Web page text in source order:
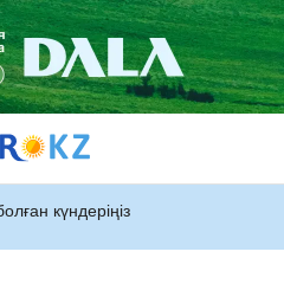
күндеріңіз